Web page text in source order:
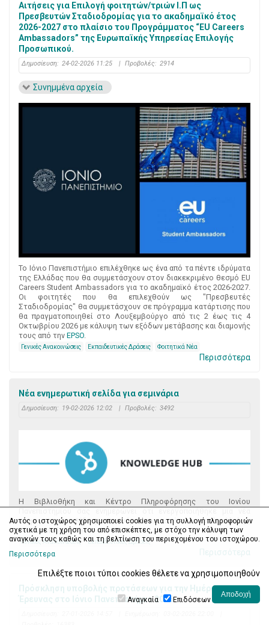
Αιτήσεις για Επιλογή φοιτητών/τριών Ι.Π ως
Πρεσβευτών Σταδιοδρομίας για το ακαδημαϊκό έτος
2026-2027 στο πλαίσιο του Προγράμματος “EU Careers
Ambassadors” της Ευρωπαϊκής Υπηρεσίας Επιλογής
Προσωπικού.
Δημοσίευση: 24-02-2026 11:25 | Προβολές: 2914
Συνημμένα αρχεία
Το Ιόνιο Πανεπιστήμιο επιλέχθηκε ως ένα από τα πέντε ιδρύματα
της Ελλάδας που θα συμμετάσχουν στον διακεκριμένο θεσμό EU
Careers Student Ambassadors για το ακαδημαϊκό έτος 2026-2027.
Οι φοιτητές που θα επιλεχθούν ως "Πρεσβευτές
Σταδιοδρομίας" θα συμμετάσχουν σε πρόγραμμα κατάρτισης που
θα πραγματοποιηθεί στο Λουξεμβούργο από τις 2 έως τις 4
Οκτωβρίου 2026 με κάλυψη των εξόδων μετάβασης και διαμονής
τους από την EPSO.
Γενικές Ανακοινώσεις Εκπαιδευτικές Δράσεις Φοιτητικά Νέα
Περισσότερα
Νέα ενημερωτική σελίδα για σεμινάρια
Δημοσίευση: 19-02-2026 12:02 | Προβολές: 3492
Η Βιβλιοθήκη και Κέντρο Πληροφόρησης του Ιονίου
ενημερωτική σελίδα για σεμινάρια στον ιστότοπο του heal-link.gr,
το Knowledge Hub.
Γενικές Ανακοινώσεις Εκπαιδευτικές Δράσεις
Περισσότερα
Πρόσκληση υποβολής προτάσεων για την Ημέρα
Έρευνας στο Ιόνιο Πανεπιστήμιο 2026
Αυτός ο ιστοχώρος χρησιμοποιεί cookies για τη συλλογή πληροφοριών
σχετικά με τη χρήση του από επισκέπτες, με στόχο την κάλυψη των
αναγκών τους καθώς και τη βελτίωση του περιεχομένου του ιστοχώρου.
Περισσότερα
Επιλέξτε ποιοι τύποι cookies θέλετε να χρησιμοποιηθούν
Αναγκαία Επιδόσεων